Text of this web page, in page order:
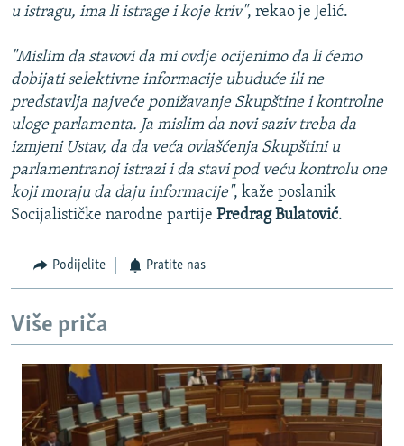
u istragu, ima li istrage i koje kriv", rekao je Jelić.
"Mislim da stavovi da mi ovdje ocijenimo da li ćemo
dobijati selektivne informacije ubuduće ili ne
predstavlja najveće ponižavanje Skupštine i kontrolne
uloge parlamenta. Ja mislim da novi saziv treba da
izmjeni Ustav, da da veća ovlašćenja Skupštini u
parlamentranoj istrazi i da stavi pod veću kontrolu one
koji moraju da daju informacije", kaže poslanik
Socijalističke narodne partije Predrag Bulatović.
Podijelite Pratite nas
Više priča